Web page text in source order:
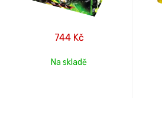
744 Kč
Na skladě